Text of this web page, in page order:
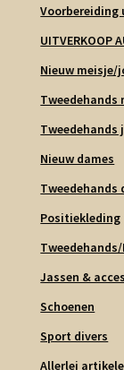
Voorbereiding
UITVERKOOP
Nieuw meisje/
Tweedehands
Tweedehands
Nieuw dames
Tweedehands
Positiekleding
Jassen &
Schoenen
Sport divers
Allerlei